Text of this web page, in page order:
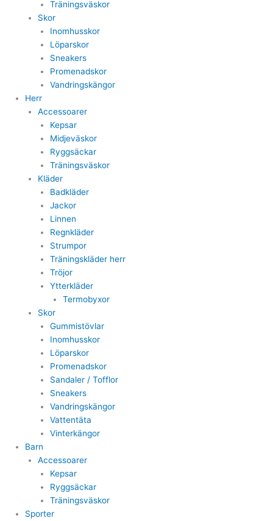
Träningsväskor
Skor
Inomhusskor
Löparskor
Sneakers
Promenadskor
Vandringskängor
Herr
Accessoarer
Kepsar
Midjeväskor
Ryggsäckar
Träningsväskor
Kläder
Badkläder
Jackor
Linnen
Regnkläder
Strumpor
Träningskläder herr
Tröjor
Ytterkläder
Termobyxor
Skor
Gummistövlar
Inomhusskor
Löparskor
Promenadskor
Sandaler / Tofflor
Sneakers
Vandringskängor
Vattentäta
Vinterkängor
Barn
Accessoarer
Kepsar
Ryggsäckar
Träningsväskor
Sporter